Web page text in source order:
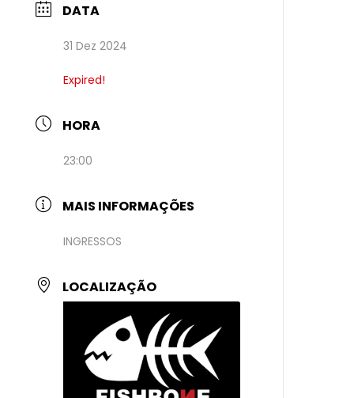
DATA
31 Dez 2024
Expired!
HORA
23:00
MAIS INFORMAÇÕES
INGRESSOS
LOCALIZAÇÃO